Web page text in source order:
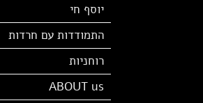
יוסף חי
התמודדות עם חרדות
רוחניות
ABOUT us